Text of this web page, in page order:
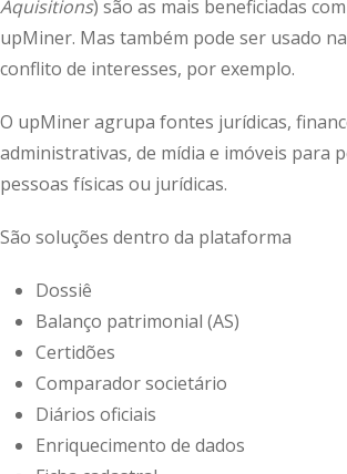
Aquisitions) são as mais beneficiadas
upMiner. Mas também pode ser usado
conflito de interesses, por exemplo.
O upMiner agrupa fontes jurídicas,
administrativas, de mídia e imóveis para
pessoas físicas ou jurídicas.
São soluções dentro da plataforma
Dossiê
Balanço patrimonial (AS)
Certidões
Comparador societário
Diários oficiais
Enriquecimento de dados